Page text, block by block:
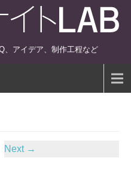
、アイデア、制作工程など
Next →